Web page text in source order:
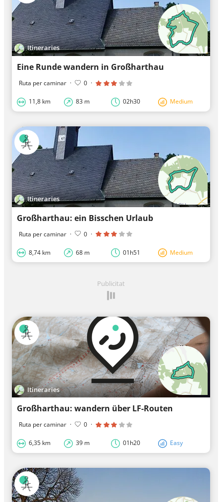
Itineraries
Eine Runde wandern in Großharthau
Ruta per caminar · 0 ·
11,8 km 83 m 02h30 Medium
Itineraries
Großharthau: ein Bisschen Urlaub
Ruta per caminar · 0 ·
8,74 km 68 m 01h51 Medium
Publicitat
Itineraries
Großharthau: wandern über LF-Routen
Ruta per caminar · 0 ·
6,35 km 39 m 01h20 Easy